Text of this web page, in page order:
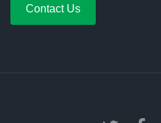
Contact Us